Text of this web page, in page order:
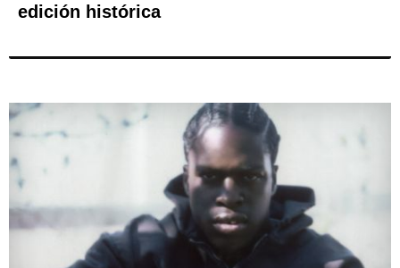
edición histórica